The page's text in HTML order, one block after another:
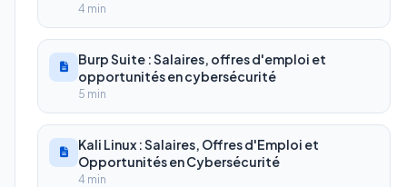
4 min
Burp Suite : Salaires, offres d'emploi et
opportunités en cybersécurité
5 min
Kali Linux : Salaires, Offres d'Emploi et
Opportunités en Cybersécurité
4 min